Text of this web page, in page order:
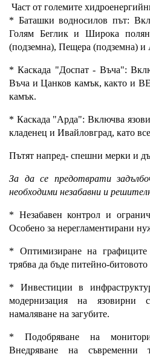
Част от големите
* Баташки водносилов път:
Голям Беглик и Широка
(подземна), Пещера (подземна) и
* Каскада "Доспат - Въча":
Въча и Цанков камък, както и
камък.
* Каскада "Арда": Включва
кладенец и Ивайловград, като
Пътят напред- спешни мерки и
За да се предотврати
необходими незабавни и
* Незабавен контрол и
Особено за нерегламентирани
* Оптимизиране на графиците
трябва да бъде питейно-битовото
* Инвестиции в
модернизация на язовирни
намаляване на загубите.
* Подобряване на
Внедряване на съвременни